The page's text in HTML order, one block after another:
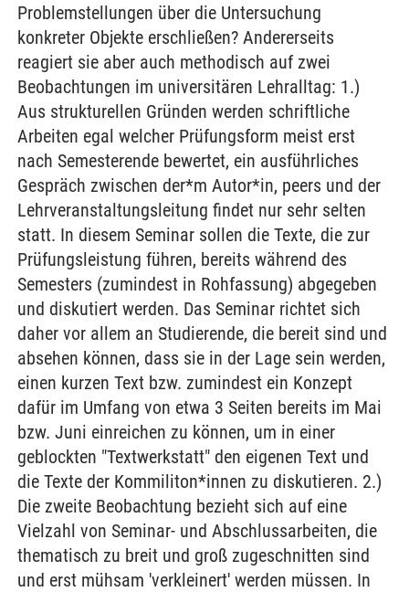
Problemstellungen über die Untersuchung
konkreter Objekte erschließen? Andererseits
reagiert sie aber auch methodisch auf zwei
Beobachtungen im universitären Lehralltag: 1.)
Aus strukturellen Gründen werden schriftliche
Arbeiten egal welcher Prüfungsform meist erst
nach Semesterende bewertet, ein ausführliches
Gespräch zwischen der*m Autor*in, peers und der
Lehrveranstaltungsleitung findet nur sehr selten
statt. In diesem Seminar sollen die Texte, die zur
Prüfungsleistung führen, bereits während des
Semesters (zumindest in Rohfassung) abgegeben
und diskutiert werden. Das Seminar richtet sich
daher vor allem an Studierende, die bereit sind und
absehen können, dass sie in der Lage sein werden,
einen kurzen Text bzw. zumindest ein Konzept
dafür im Umfang von etwa 3 Seiten bereits im Mai
bzw. Juni einreichen zu können, um in einer
geblockten "Textwerkstatt" den eigenen Text und
die Texte der Kommiliton*innen zu diskutieren. 2.)
Die zweite Beobachtung bezieht sich auf eine
Vielzahl von Seminar- und Abschlussarbeiten, die
thematisch zu breit und groß zugeschnitten sind
und erst mühsam 'verkleinert' werden müssen. In